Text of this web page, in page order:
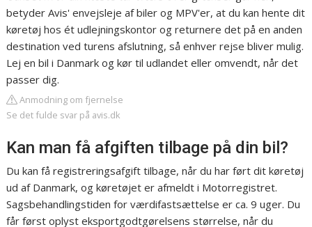
betyder Avis' envejsleje af biler og MPV'er, at du kan hente dit
køretøj hos ét udlejningskontor og returnere det på en anden
destination ved turens afslutning, så enhver rejse bliver mulig.
Lej en bil i Danmark og kør til udlandet eller omvendt, når det
passer dig.
Anmodning om fjernelse
Se det fulde svar på avis.dk
Kan man få afgiften tilbage på din bil?
Du kan få registreringsafgift tilbage, når du har ført dit køretøj
ud af Danmark, og køretøjet er afmeldt i Motorregistret.
Sagsbehandlingstiden for værdifastsættelse er ca. 9 uger. Du
får først oplyst eksportgodtgørelsens størrelse, når du